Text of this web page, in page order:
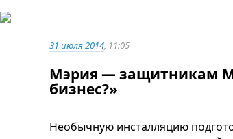
31 июля 2014, 11:05
Мэрия — защитникам
бизнес?»
Необычную инсталляцию